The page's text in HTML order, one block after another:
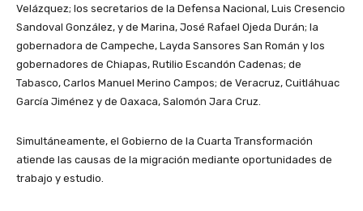
Velázquez; los secretarios de la Defensa Nacional, Luis Cresencio
Sandoval González, y de Marina, José Rafael Ojeda Durán; la
gobernadora de Campeche, Layda Sansores San Román y los
gobernadores de Chiapas, Rutilio Escandón Cadenas; de
Tabasco, Carlos Manuel Merino Campos; de Veracruz, Cuitláhuac
García Jiménez y de Oaxaca, Salomón Jara Cruz.
Simultáneamente, el Gobierno de la Cuarta Transformación
atiende las causas de la migración mediante oportunidades de
trabajo y estudio.